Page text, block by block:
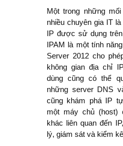
Một trong những
nhiều chuyên gia IT
IP được sử dụng
IPAM là một tính
Server 2012 cho
không gian địa chỉ
dùng cũng có thể
những server DNS
cũng khám phá IP
một máy chủ (host)
khác liên quan đến
lý, giám sát và kiểm